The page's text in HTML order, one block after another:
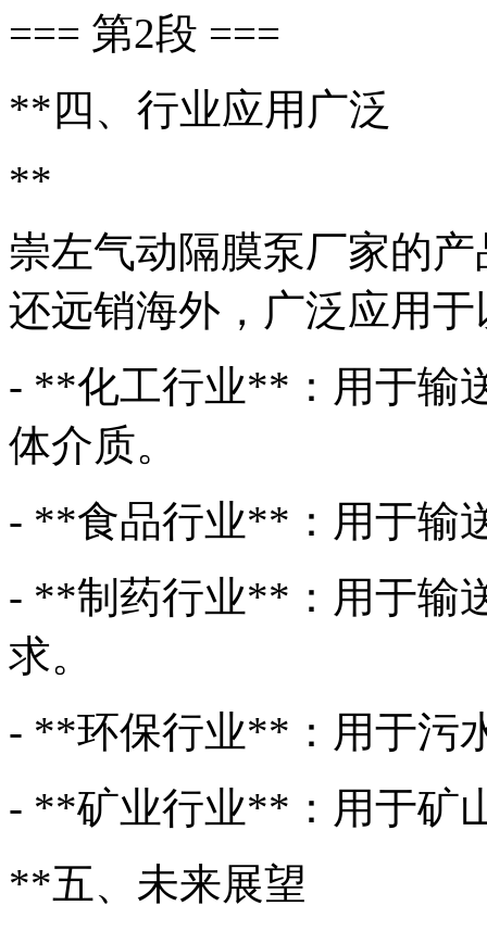
=== 第2段 ===
**四、行业应用广泛
**
崇左气动隔膜泵厂家的
还远销海外，广泛应用
- **化工行业**：用于输
体介质。
- **食品行业**：用于输
- **制药行业**：用于输
求。
- **环保行业**：用于污
- **矿业行业**：用于矿
**五、未来展望